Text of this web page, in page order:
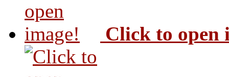
Click to open